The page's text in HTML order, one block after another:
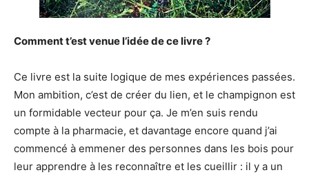
Comment t’est venue l’idée de ce livre ?
Ce livre est la suite logique de mes expériences passées.
Mon ambition, c’est de créer du lien, et le champignon est
un formidable vecteur pour ça. Je m’en suis rendu
compte à la pharmacie, et davantage encore quand j’ai
commencé à emmener des personnes dans les bois pour
leur apprendre à les reconnaître et les cueillir : il y a un